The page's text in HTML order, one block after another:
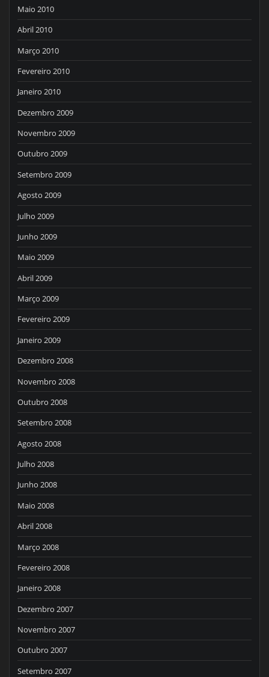
Maio 2010
Abril 2010
Março 2010
Fevereiro 2010
Janeiro 2010
Dezembro 2009
Novembro 2009
Outubro 2009
Setembro 2009
Agosto 2009
Julho 2009
Junho 2009
Maio 2009
Abril 2009
Março 2009
Fevereiro 2009
Janeiro 2009
Dezembro 2008
Novembro 2008
Outubro 2008
Setembro 2008
Agosto 2008
Julho 2008
Junho 2008
Maio 2008
Abril 2008
Março 2008
Fevereiro 2008
Janeiro 2008
Dezembro 2007
Novembro 2007
Outubro 2007
Setembro 2007